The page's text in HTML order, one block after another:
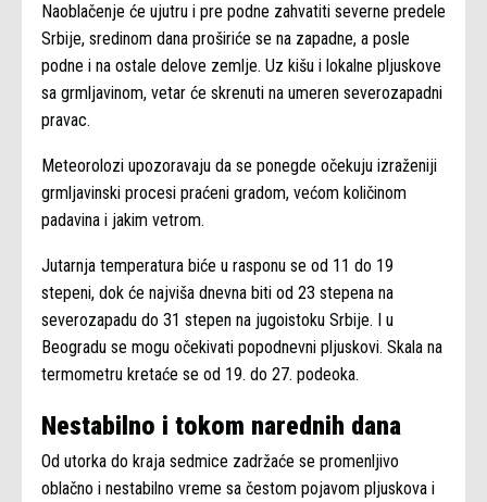
Naoblačenje će ujutru i pre podne zahvatiti severne predele
Srbije, sredinom dana proširiće se na zapadne, a posle
podne i na ostale delove zemlje. Uz kišu i lokalne pljuskove
sa grmljavinom, vetar će skrenuti na umeren severozapadni
pravac.
Meteorolozi upozoravaju da se ponegde očekuju izraženiji
grmljavinski procesi praćeni gradom, većom količinom
padavina i jakim vetrom.
Jutarnja temperatura biće u rasponu se od 11 do 19
stepeni, dok će najviša dnevna biti od 23 stepena na
severozapadu do 31 stepen na jugoistoku Srbije. I u
Beogradu se mogu očekivati popodnevni pljuskovi. Skala na
termometru kretaće se od 19. do 27. podeoka.
Nestabilno i tokom narednih dana
Od utorka do kraja sedmice zadržaće se promenljivo
oblačno i nestabilno vreme sa čestom pojavom pljuskova i